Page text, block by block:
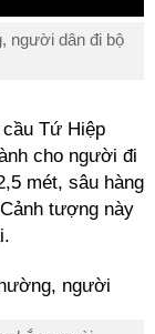
người dân đi bộ
Tứ Hiệp
cho người đi
mét, sâu hàng
tượng này